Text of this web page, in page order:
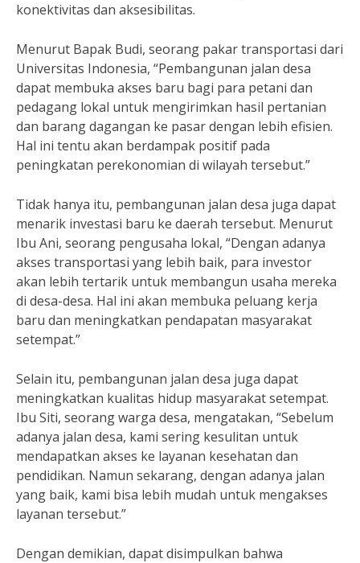
konektivitas dan aksesibilitas.
Menurut Bapak Budi, seorang pakar transportasi dari
Universitas Indonesia, “Pembangunan jalan desa
dapat membuka akses baru bagi para petani dan
pedagang lokal untuk mengirimkan hasil pertanian
dan barang dagangan ke pasar dengan lebih efisien.
Hal ini tentu akan berdampak positif pada
peningkatan perekonomian di wilayah tersebut.”
Tidak hanya itu, pembangunan jalan desa juga dapat
menarik investasi baru ke daerah tersebut. Menurut
Ibu Ani, seorang pengusaha lokal, “Dengan adanya
akses transportasi yang lebih baik, para investor
akan lebih tertarik untuk membangun usaha mereka
di desa-desa. Hal ini akan membuka peluang kerja
baru dan meningkatkan pendapatan masyarakat
setempat.”
Selain itu, pembangunan jalan desa juga dapat
meningkatkan kualitas hidup masyarakat setempat.
Ibu Siti, seorang warga desa, mengatakan, “Sebelum
adanya jalan desa, kami sering kesulitan untuk
mendapatkan akses ke layanan kesehatan dan
pendidikan. Namun sekarang, dengan adanya jalan
yang baik, kami bisa lebih mudah untuk mengakses
layanan tersebut.”
Dengan demikian, dapat disimpulkan bahwa